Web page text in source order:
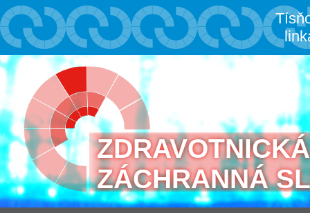
ZDRAVOTNICKÁ
ZÁCHRANNÁ